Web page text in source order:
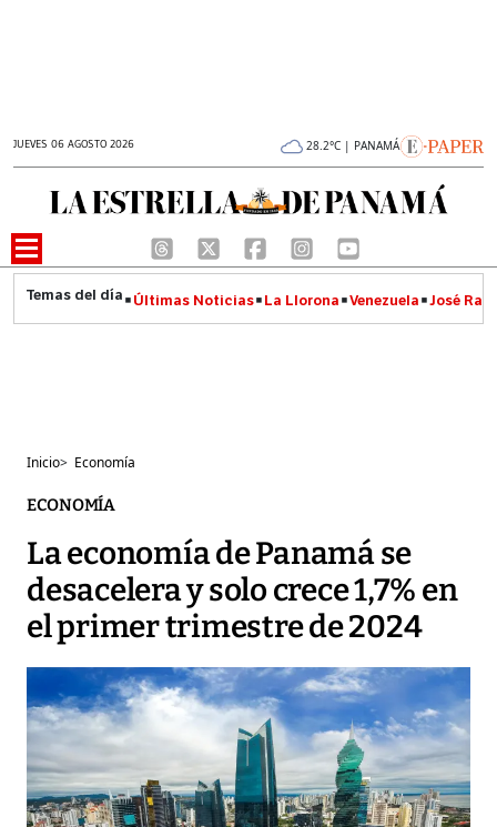
JUEVES 06 AGOSTO 2026 28.2°C | PANAMÁ
Últimas Noticias La Llorona Venezuela José
Inicio> Economía
ECONOMÍA
La economía de Panamá se
desacelera y solo crece 1,7% en
el primer trimestre de 2024